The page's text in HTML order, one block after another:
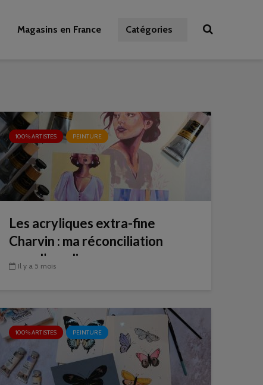
Magasins en France Catégories
100% ARTISTES PEINTURE
Les acryliques extra-fine
Charvin : ma réconciliation
avec l’acrylique
Il y a 5 mois
100% ARTISTES PEINTURE